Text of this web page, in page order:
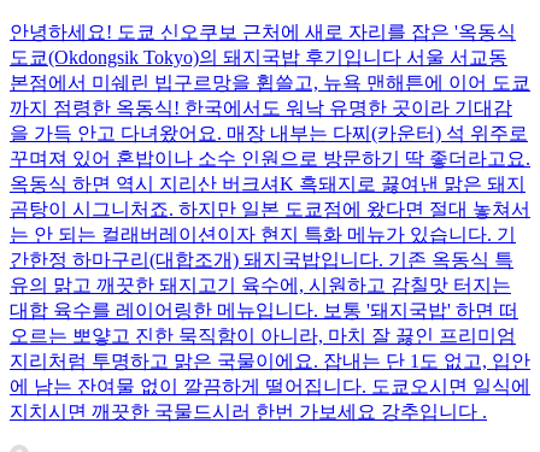
안녕하세요! 도쿄 신오쿠보 근처에 새로 자리를 잡은 '옥동식
도쿄(Okdongsik Tokyo)의 돼지국밥 후기입니다 서울 서교동
본점에서 미쉐린 빕구르망을 휩쓸고, 뉴욕 맨해튼에 이어 도쿄
까지 점령한 옥동식! 한국에서도 워낙 유명한 곳이라 기대감
을 가득 안고 다녀왔어요. 매장 내부는 다찌(카운터) 석 위주로
꾸며져 있어 혼밥이나 소수 인원으로 방문하기 딱 좋더라고요.
옥동식 하면 역시 지리산 버크셔K 흑돼지로 끓여낸 맑은 돼지
곰탕이 시그니처죠. 하지만 일본 도쿄점에 왔다면 절대 놓쳐서
는 안 되는 컬래버레이션이자 현지 특화 메뉴가 있습니다. 기
간한정 하마구리(대합조개) 돼지국밥입니다. 기존 옥동식 특
유의 맑고 깨끗한 돼지고기 육수에, 시원하고 감칠맛 터지는
대합 육수를 레이어링한 메뉴입니다. 보통 '돼지국밥' 하면 떠
오르는 뽀얗고 진한 묵직함이 아니라, 마치 잘 끓인 프리미엄
지리처럼 투명하고 맑은 국물이에요. 잡내는 단 1도 없고, 입안
에 남는 잔여물 없이 깔끔하게 떨어집니다. 도쿄오시면 일식에
지치시면 깨끗한 국물드시러 한번 가보세요 강추입니다 .